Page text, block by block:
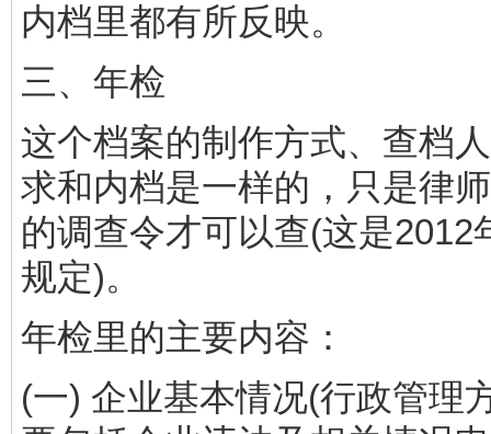
内档里都有所反映。
三、年检
这个档案的制作方式、查档
求和内档是一样的，只是律
的调查令才可以查(这是2012
规定)。
年检里的主要内容：
(一) 企业基本情况(行政管理